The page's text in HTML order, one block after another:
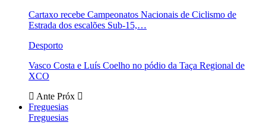
Cartaxo recebe Campeonatos Nacionais de Ciclismo de
Estrada dos escalões Sub-15,…
Desporto
Vasco Costa e Luís Coelho no pódio da Taça Regional de
XCO
Ante Próx
Freguesias
Freguesias